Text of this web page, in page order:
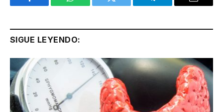
Facebook WhatsApp Twitter Telegram Email
SIGUE LEYENDO: